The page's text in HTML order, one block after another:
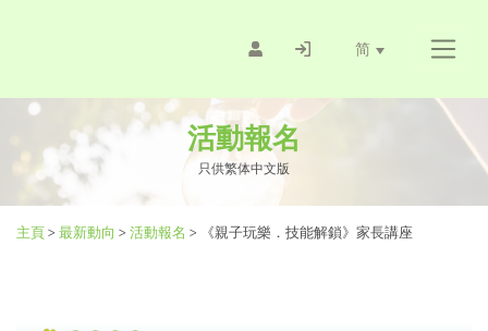
简
活動報名
只供繁体中文版
主頁> 最新動向 > 活動報名 > 《親子玩樂．技能解鎖》家長講座